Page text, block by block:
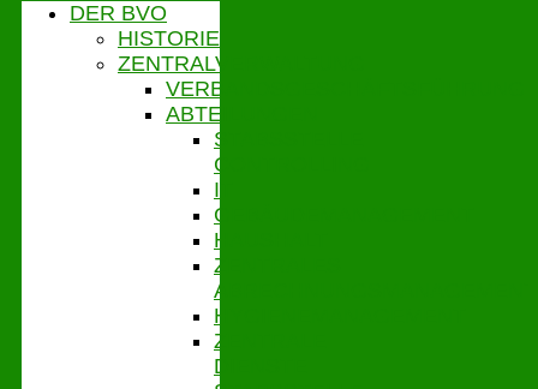
DER BVO
HISTORIE
ZENTRALVERWALTUNG
VERBANDSGESCHÄFTSFÜHRUNG
ABTEILUNGEN
STABSSTELLE
CONTROLLING
IT
GEBÄUDEMANAGEMENT
HAUSHALT
ZENTRALES
ABRECHNUNGSMANAGEMENT
HYGIENEMANAGEMENT
ZENTRALE
DIENSTE